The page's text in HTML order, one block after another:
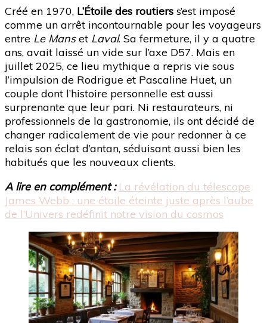
Créé en 1970, L’Étoile des routiers s’est imposé
comme un arrêt incontournable pour les voyageurs
entre Le Manset Laval. Sa fermeture, il y a quatre
ans, avait laissé un vide sur l’axe D57. Mais en
juillet 2025, ce lieu mythique a repris vie sous
l’impulsion de Rodrigue et Pascaline Huet, un
couple dont l’histoire personnelle est aussi
surprenante que leur pari. Ni restaurateurs, ni
professionnels de la gastronomie, ils ont décidé de
changer radicalement de vie pour redonner à ce
relais son éclat d’antan, séduisant aussi bien les
habitués que les nouveaux clients.
A lire en complément : La révélation du télescope
James Webb : une étoile éteinte juste après l’aube
de l’Univers redéfinit notre vision du cosmos